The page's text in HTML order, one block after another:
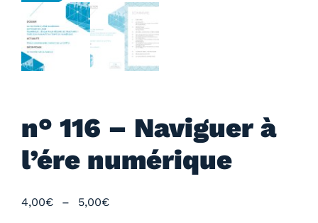
n° 116 – Naviguer à
l’ére numérique
4,00€ – 5,00€P